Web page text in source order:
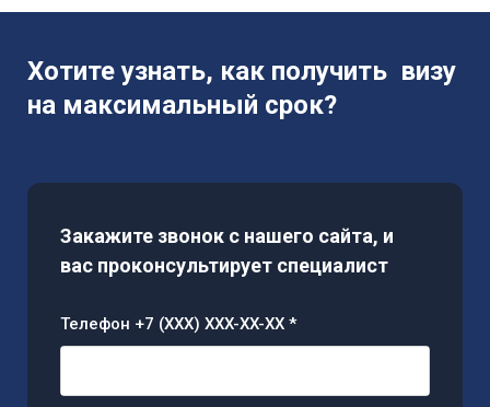
Хотите узнать, как получить визу
на максимальный срок?
Закажите звонок с нашего сайта, и
вас проконсультирует специалист
Телефон +7 (XXX) XXX-XX-XX *